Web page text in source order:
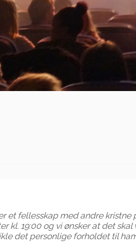
et fellesskap med andre
kl. 19:00 og vi ønsker at det
det personlige forholdet til